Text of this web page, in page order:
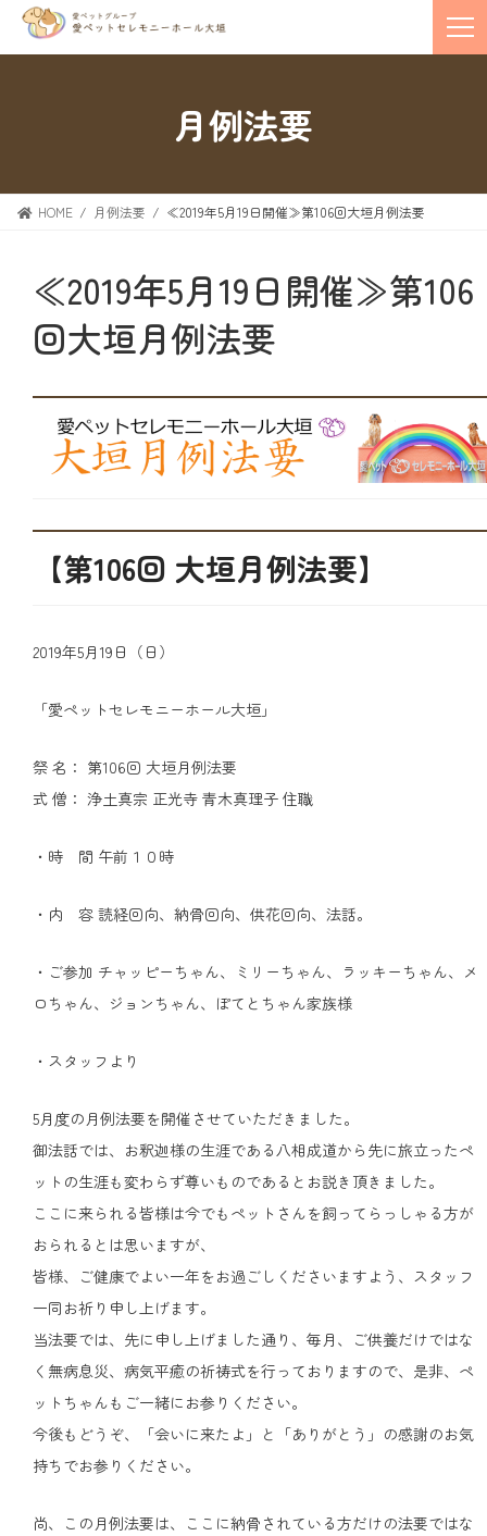
月例法要
HOME 月例法要 ≪2019年5月19日開催≫第106回大垣月例法要
≪2019年5月19日開催≫第106
回大垣月例法要
【第106回 大垣月例法要】
2019年5月19日（日）
「愛ペットセレモニーホール大垣」
祭 名： 第106回 大垣月例法要
式 僧： 浄土真宗 正光寺 青木真理子 住職
・時 間 午前１０時
・内 容 読経回向、納骨回向、供花回向、法話。
・ご参加 チャッピーちゃん、ミリーちゃん、ラッキーちゃん、メ
ロちゃん、ジョンちゃん、ぽてとちゃん家族様
・スタッフより
5月度の月例法要を開催させていただきました。
御法話では、お釈迦様の生涯である八相成道から先に旅立ったペ
ットの生涯も変わらず尊いものであるとお説き頂きました。
ここに来られる皆様は今でもペットさんを飼ってらっしゃる方が
おられるとは思いますが、
皆様、ご健康でよい一年をお過ごしくださいますよう、スタッフ
一同お祈り申し上げます。
当法要では、先に申し上げました通り、毎月、ご供養だけではな
く無病息災、病気平癒の祈祷式を行っておりますので、是非、ペ
ットちゃんもご一緒にお参りください。
今後もどうぞ、「会いに来たよ」と「ありがとう」の感謝のお気
持ちでお参りください。
尚、この月例法要は、ここに納骨されている方だけの法要ではな